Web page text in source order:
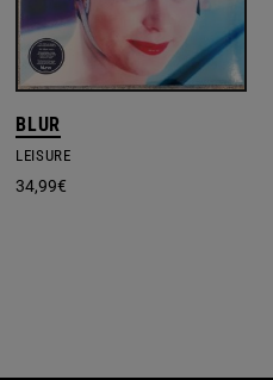
BLUR
LEISURE
34,99€